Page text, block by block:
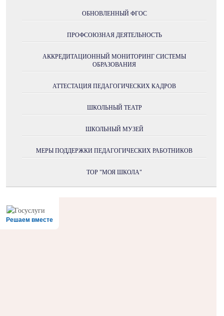
ОБНОВЛЕННЫЙ ФГОС
ПРОФСОЮЗНАЯ ДЕЯТЕЛЬНОСТЬ
АККРЕДИТАЦИОННЫЙ МОНИТОРИНГ СИСТЕМЫ
ОБРАЗОВАНИЯ
АТТЕСТАЦИЯ ПЕДАГОГИЧЕСКИХ КАДРОВ
ШКОЛЬНЫЙ ТЕАТР
ШКОЛЬНЫЙ МУЗЕЙ
МЕРЫ ПОДДЕРЖКИ ПЕДАГОГИЧЕСКИХ РАБОТНИКОВ
ТОР "МОЯ ШКОЛА"
Решаем вместе